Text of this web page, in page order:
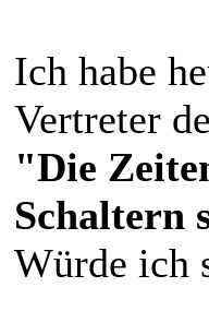
Ich habe
Vertreter
"Die
Schaltern
Würde ich